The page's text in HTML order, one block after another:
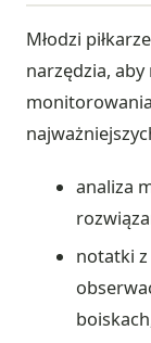
Młodzi
narzędzia,
analiza
notatki